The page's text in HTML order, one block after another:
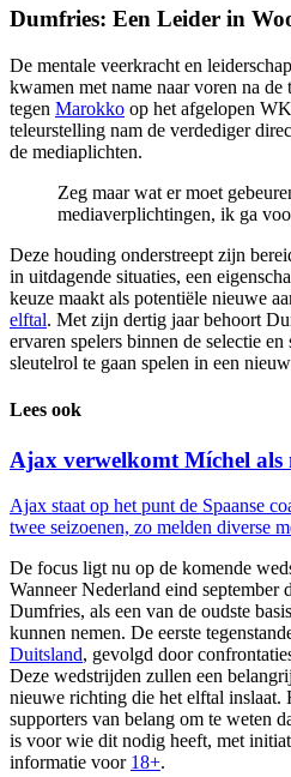
Dumfries: Een Leider in
De mentale veerkracht en
kwamen met name naar voren na
tegen Marokko op het afgelopen
teleurstelling nam de verdediger
de mediaplichten.
Zeg maar wat er moet
mediaverplichtingen, ik ga
Deze houding onderstreept zijn
in uitdagende situaties, een
keuze maakt als potentiële nieuwe
elftal. Met zijn dertig jaar behoort
ervaren spelers binnen de selectie
sleutelrol te gaan spelen in een
Lees ook
Ajax verwelkomt Míchel als
Ajax staat op het punt de Spaanse
twee seizoenen, zo melden diverse
De focus ligt nu op de komende
Wanneer Nederland eind september
Dumfries, als een van de oudste
kunnen nemen. De eerste
Duitsland, gevolgd door
Deze wedstrijden zullen een
nieuwe richting die het elftal inslaat.
supporters van belang om te weten
is voor wie dit nodig heeft, met
informatie voor 18+.